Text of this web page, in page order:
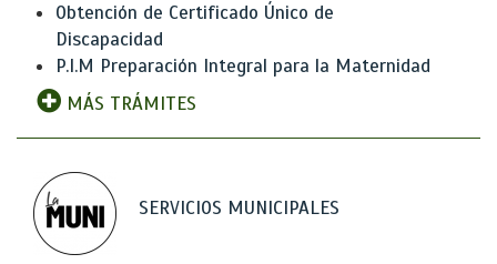
Obtención de Certificado Único de
Discapacidad
P.I.M Preparación Integral para la Maternidad
MÁS TRÁMITES
SERVICIOS MUNICIPALES